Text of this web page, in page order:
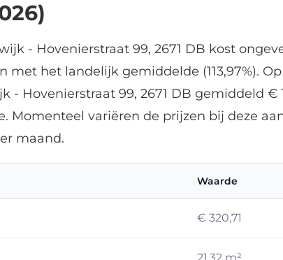
- Hovenierstraat 99, 2671 DB kost
met het landelijk gemiddelde (113,97%).
Hovenierstraat 99, 2671 DB gemiddeld €
Momenteel variëren de prijzen bij deze
maand.
Waarde
€ 320,71
21,32 m²